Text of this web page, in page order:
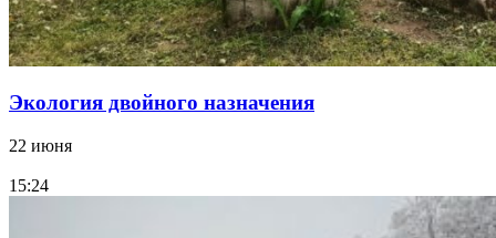
Экология двойного назначения
22 июня
15:24